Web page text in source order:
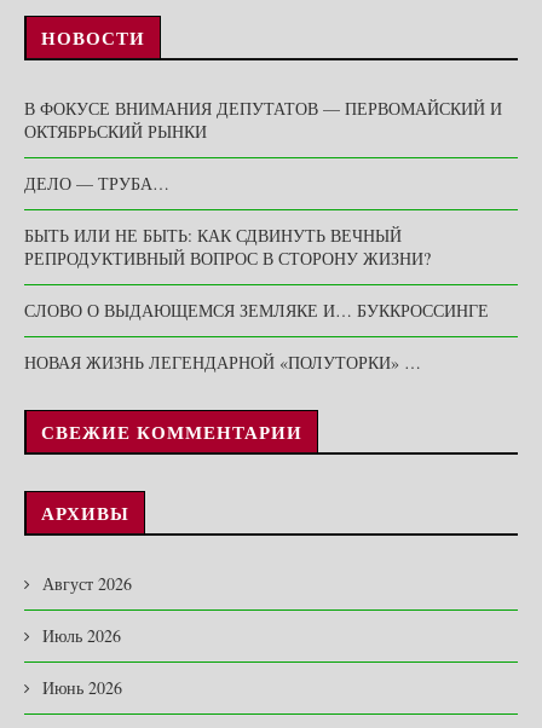
НОВОСТИ
В ФОКУСЕ ВНИМАНИЯ ДЕПУТАТОВ — ПЕРВОМАЙСКИЙ И
ОКТЯБРЬСКИЙ РЫНКИ
ДЕЛО — ТРУБА…
БЫТЬ ИЛИ НЕ БЫТЬ: КАК СДВИНУТЬ ВЕЧНЫЙ
РЕПРОДУКТИВНЫЙ ВОПРОС В СТОРОНУ ЖИЗНИ?
СЛОВО О ВЫДАЮЩЕМСЯ ЗЕМЛЯКЕ И… БУККРОССИНГЕ
НОВАЯ ЖИЗНЬ ЛЕГЕНДАРНОЙ «ПОЛУТОРКИ» …
СВЕЖИЕ КОММЕНТАРИИ
АРХИВЫ
Август 2026
Июль 2026
Июнь 2026